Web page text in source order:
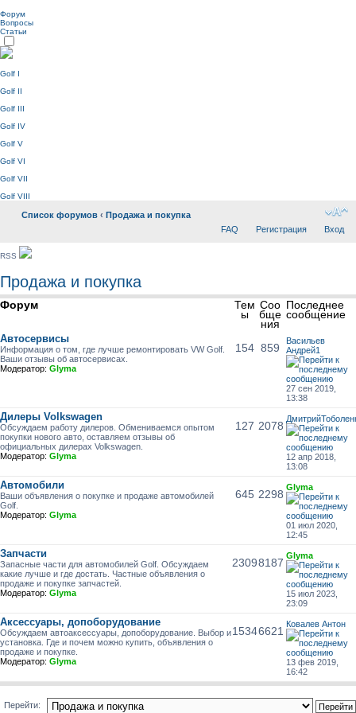
Форум
Вопросы
Статьи
Golf I
Golf II
Golf III
Golf IV
Golf V
Golf VI
Golf VII
Golf VIII
Список форумов ‹ Продажа и покупка
FAQ
Регистрация Вход
RSS
Продажа и покупка
Форум Тем
ы
Соо
бще
ния
Последнее
сообщение
Автосервисы
Информация о том, где лучше ремонтировать VW Golf.
Ваши отзывы об автосервисах.
Модератор: Glyma
154 859
Васильев
Андрей1
27 сен 2019,
13:38
Дилеры Volkswagen
Обсуждаем работу дилеров. Обмениваемся опытом
покупки нового авто, оставляем отзывы об
официальных дилерах Volkswagen.
Модератор: Glyma
127 2078
12 апр 2018,
13:08
Автомобили
Ваши объявления о покупке и продаже автомобилей
Golf.
Модератор: Glyma
645 2298
Glyma
01 июл 2020,
12:45
Запчасти
Запасные части для автомобилей Golf. Обсуждаем
какие лучше и где достать. Частные объявления о
продаже и покупке запчастей.
Модератор: Glyma
23098187
Glyma
15 июл 2023,
23:09
Аксессуары, допоборудование
Обсуждаем автоаксессуары, допоборудование. Выбор и
установка. Где и почем можно купить, объявления о
продаже и покупке.
Модератор: Glyma
15346621
Ковалев Антон
13 фев 2019,
16:42
Перейти: